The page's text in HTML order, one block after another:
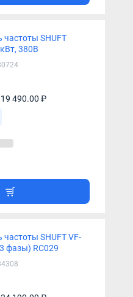
частоты SHUFT
380В
19 490.00 ₽
SHUFT VF-
фазы) RC029